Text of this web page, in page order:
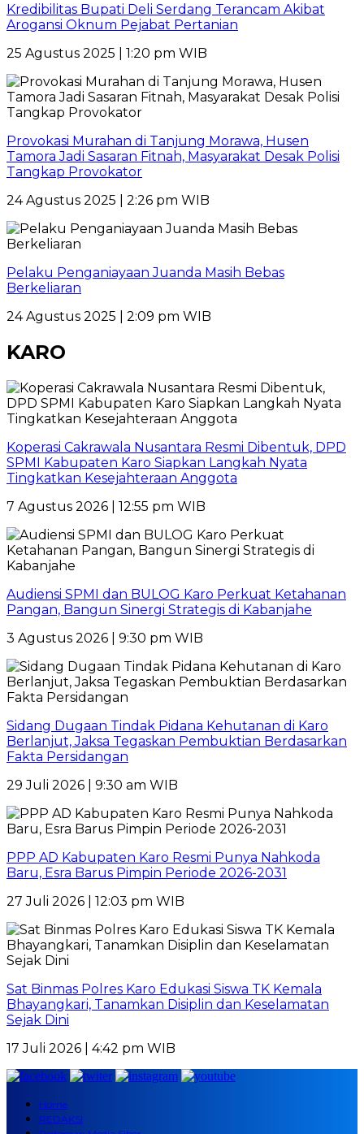
Kredibilitas Bupati Deli Serdang Terancam Akibat
Arogansi Oknum Pejabat Pertanian
25 Agustus 2025 | 1:20 pm WIB
Provokasi Murahan di Tanjung Morawa, Husen
Tamora Jadi Sasaran Fitnah, Masyarakat Desak Polisi
Tangkap Provokator
24 Agustus 2025 | 2:26 pm WIB
Pelaku Penganiayaan Juanda Masih Bebas
Berkeliaran
24 Agustus 2025 | 2:09 pm WIB
KARO
Koperasi Cakrawala Nusantara Resmi Dibentuk, DPD
SPMI Kabupaten Karo Siapkan Langkah Nyata
Tingkatkan Kesejahteraan Anggota
7 Agustus 2026 | 12:55 pm WIB
Audiensi SPMI dan BULOG Karo Perkuat Ketahanan
Pangan, Bangun Sinergi Strategis di Kabanjahe
3 Agustus 2026 | 9:30 pm WIB
Sidang Dugaan Tindak Pidana Kehutanan di Karo
Berlanjut, Jaksa Tegaskan Pembuktian Berdasarkan
Fakta Persidangan
29 Juli 2026 | 9:30 am WIB
PPP AD Kabupaten Karo Resmi Punya Nahkoda
Baru, Esra Barus Pimpin Periode 2026-2031
27 Juli 2026 | 12:03 pm WIB
Sat Binmas Polres Karo Edukasi Siswa TK Kemala
Bhayangkari, Tanamkan Disiplin dan Keselamatan
Sejak Dini
17 Juli 2026 | 4:42 pm WIB
Home
REDAKSI